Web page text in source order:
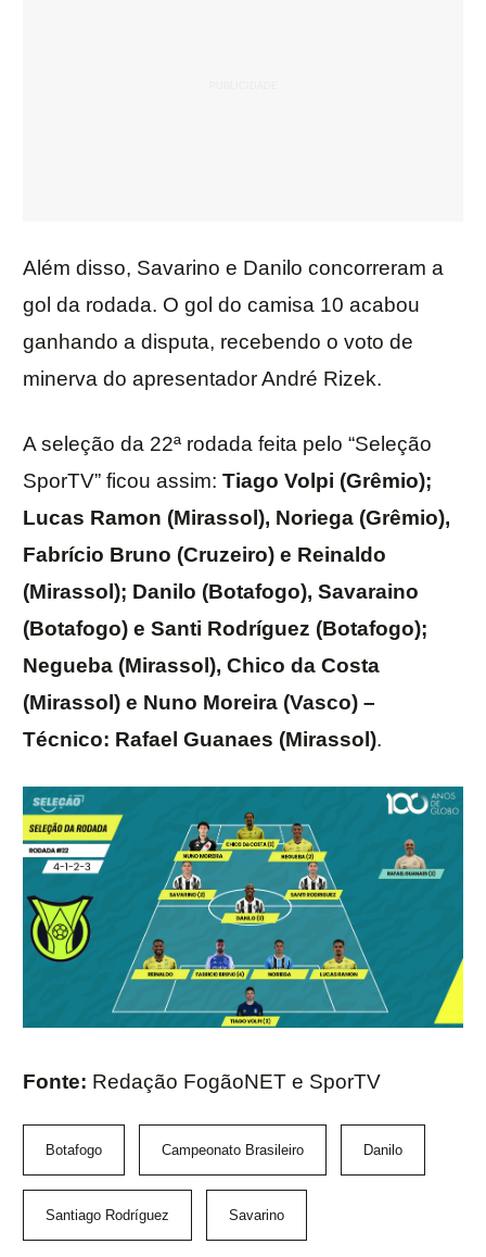
Além disso, Savarino e Danilo concorreram a
gol da rodada. O gol do camisa 10 acabou
ganhando a disputa, recebendo o voto de
minerva do apresentador André Rizek.
A seleção da 22ª rodada feita pelo “Seleção
SporTV” ficou assim: Tiago Volpi (Grêmio);
Lucas Ramon (Mirassol), Noriega (Grêmio),
Fabrício Bruno (Cruzeiro) e Reinaldo
(Mirassol); Danilo (Botafogo), Savaraino
(Botafogo) e Santi Rodríguez (Botafogo);
Negueba (Mirassol), Chico da Costa
(Mirassol) e Nuno Moreira (Vasco) –
Técnico: Rafael Guanaes (Mirassol).
Fonte: Redação FogãoNET e SporTV
Botafogo Campeonato Brasileiro Danilo
Santiago Rodríguez Savarino